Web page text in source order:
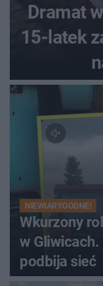
Dramat
15-latek
NIEWIARYGODNE!
Wkurzony
w
podbija sieć